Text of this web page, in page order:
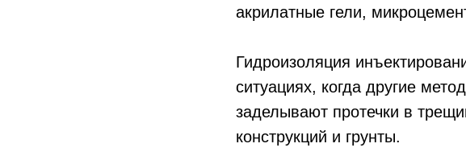
акрилатные гели,
Гидроизоляция
ситуациях, когда другие
заделывают протечки в
конструкций и грунты.